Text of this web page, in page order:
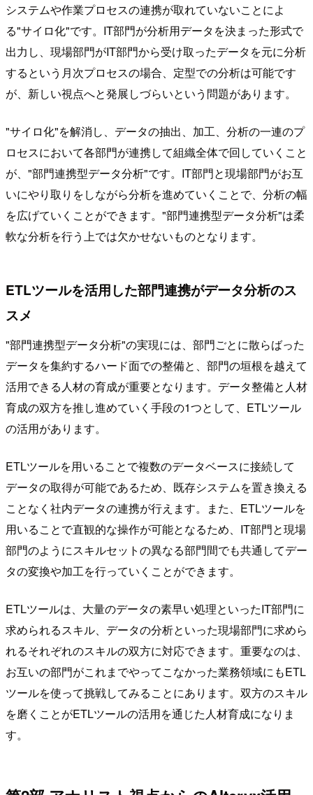
システムや作業プロセスの連携が取れていないことによ
る"サイロ化"です。IT部門が分析用データを決まった形式で
出力し、現場部門がIT部門から受け取ったデータを元に分析
するという月次プロセスの場合、定型での分析は可能です
が、新しい視点へと発展しづらいという問題があります。
"サイロ化"を解消し、データの抽出、加工、分析の一連のプ
ロセスにおいて各部門が連携して組織全体で回していくこと
が、"部門連携型データ分析"です。IT部門と現場部門がお互
いにやり取りをしながら分析を進めていくことで、分析の幅
を広げていくことができます。"部門連携型データ分析"は柔
軟な分析を行う上では欠かせないものとなります。
ETLツールを活用した部門連携がデータ分析のス
スメ
"部門連携型データ分析"の実現には、部門ごとに散らばった
データを集約するハード面での整備と、部門の垣根を越えて
活用できる人材の育成が重要となります。データ整備と人材
育成の双方を推し進めていく手段の1つとして、ETLツール
の活用があります。
ETLツールを用いることで複数のデータベースに接続して
データの取得が可能であるため、既存システムを置き換える
ことなく社内データの連携が行えます。また、ETLツールを
用いることで直観的な操作が可能となるため、IT部門と現場
部門のようにスキルセットの異なる部門間でも共通してデー
タの変換や加工を行っていくことができます。
ETLツールは、大量のデータの素早い処理といったIT部門に
求められるスキル、データの分析といった現場部門に求めら
れるそれぞれのスキルの双方に対応できます。重要なのは、
お互いの部門がこれまでやってこなかった業務領域にもETL
ツールを使って挑戦してみることにあります。双方のスキル
を磨くことがETLツールの活用を通じた人材育成になりま
す。